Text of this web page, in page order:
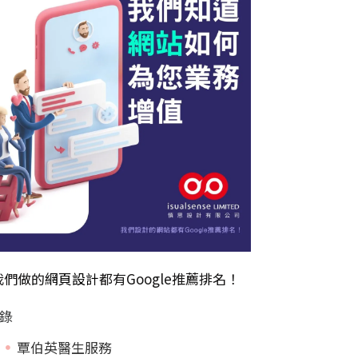
們做的網頁設計都有Google推薦排名！
覃伯英醫生服務